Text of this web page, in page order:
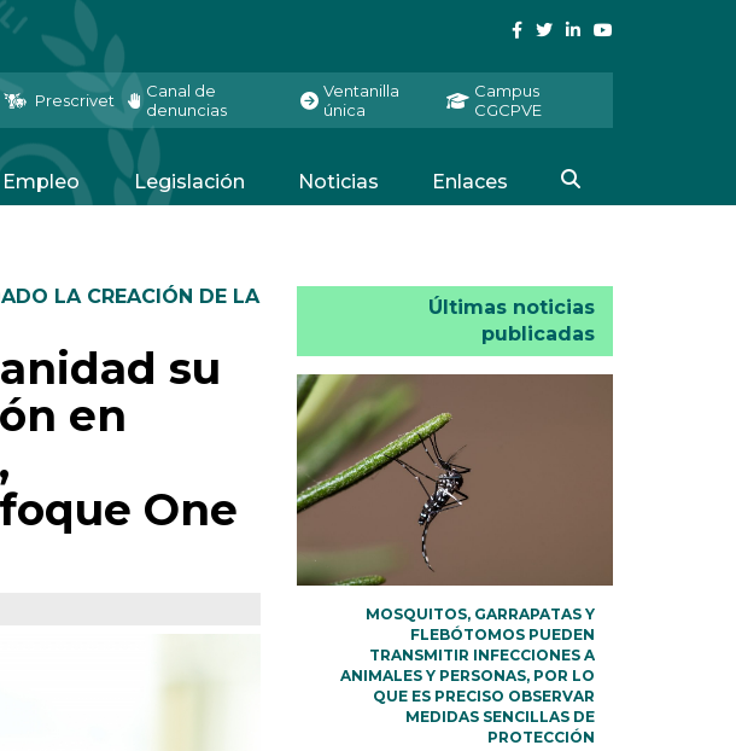
Prescrivet
Canal de
denuncias
Ventanilla
única
Campus
CGCPVE
Empleo Legislación Noticias Enlaces
LA CREACIÓN DE LA
su
en
One
Últimas noticias
publicadas
MOSQUITOS, GARRAPATAS Y
FLEBÓTOMOS PUEDEN
TRANSMITIR INFECCIONES A
ANIMALES Y PERSONAS, POR LO
QUE ES PRECISO OBSERVAR
MEDIDAS SENCILLAS DE
PROTECCIÓN